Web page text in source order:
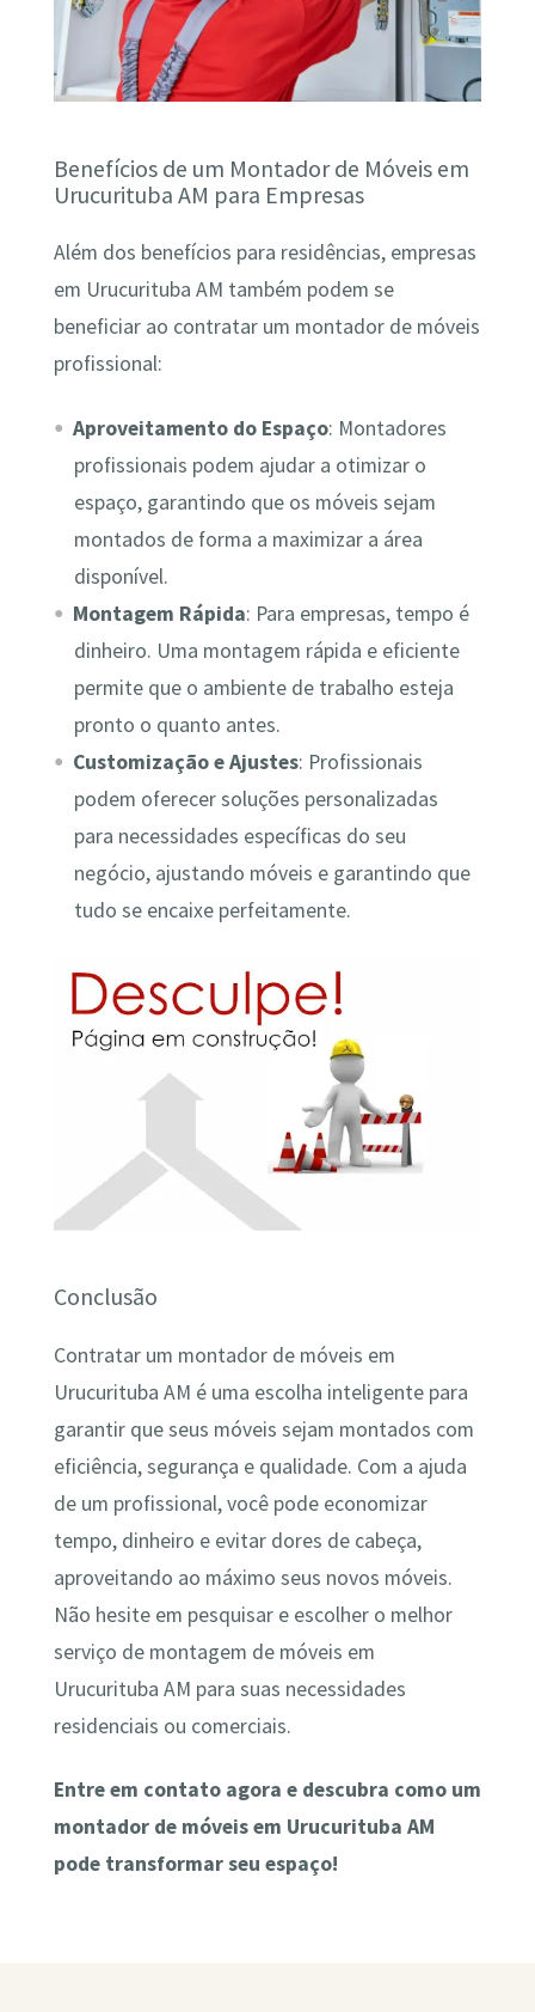
Benefícios de um Montador de Móveis em
Urucurituba AM para Empresas
Além dos benefícios para residências, empresas
em Urucurituba AM também podem se
beneficiar ao contratar um montador de móveis
profissional:
Aproveitamento do Espaço: Montadores
profissionais podem ajudar a otimizar o
espaço, garantindo que os móveis sejam
montados de forma a maximizar a área
disponível.
Montagem Rápida: Para empresas, tempo é
dinheiro. Uma montagem rápida e eficiente
permite que o ambiente de trabalho esteja
pronto o quanto antes.
Customização e Ajustes: Profissionais
podem oferecer soluções personalizadas
para necessidades específicas do seu
negócio, ajustando móveis e garantindo que
tudo se encaixe perfeitamente.
Conclusão
Contratar um montador de móveis em
Urucurituba AM é uma escolha inteligente para
garantir que seus móveis sejam montados com
eficiência, segurança e qualidade. Com a ajuda
de um profissional, você pode economizar
tempo, dinheiro e evitar dores de cabeça,
aproveitando ao máximo seus novos móveis.
Não hesite em pesquisar e escolher o melhor
serviço de montagem de móveis em
Urucurituba AM para suas necessidades
residenciais ou comerciais.
Entre em contato agora e descubra como um
montador de móveis em Urucurituba AM
pode transformar seu espaço!